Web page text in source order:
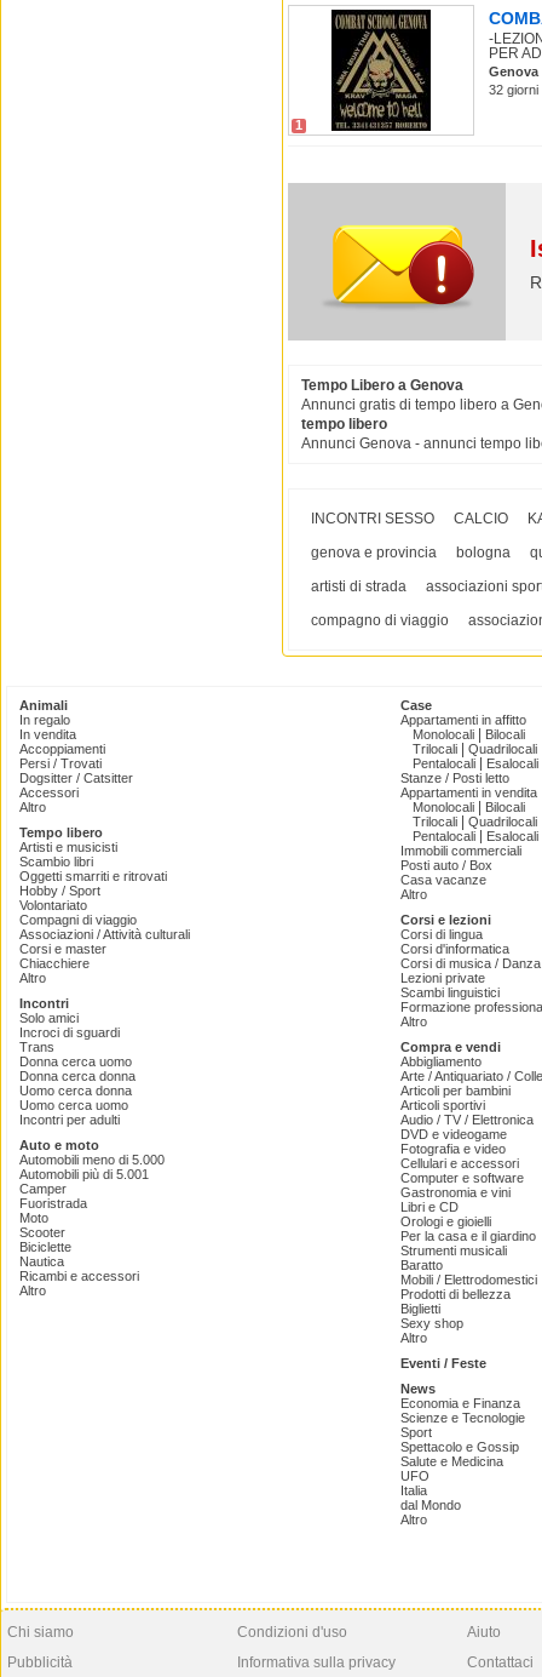
1
-
PER
Genova
32
Tempo Libero a Genova
Annunci gratis di tempo libero a
tempo libero
Annunci Genova - annunci tempo
INCONTRI SESSO CALCIO
genova e provincia
bologna
artisti di strada
associazioni
compagno di viaggio
Animali
In regalo
In vendita
Accoppiamenti
Persi / Trovati
Dogsitter / Catsitter
Accessori
Altro
Tempo libero
Artisti e musicisti
Scambio libri
Oggetti smarriti e ritrovati
Hobby / Sport
Volontariato
Compagni di viaggio
Associazioni / Attività culturali
Corsi e master
Chiacchiere
Altro
Incontri
Solo amici
Incroci di sguardi
Trans
Donna cerca uomo
Donna cerca donna
Uomo cerca donna
Uomo cerca uomo
Incontri per adulti
Auto e moto
Automobili meno di 5.000
Automobili più di 5.001
Camper
Fuoristrada
Moto
Scooter
Biciclette
Nautica
Ricambi e accessori
Altro
Case
Appartamenti in affitto
Monolocali
Bilocali
Trilocali
Quadrilocali
Pentalocali
Esalocali
Stanze / Posti letto
Appartamenti in vendita
Monolocali
Bilocali
Trilocali
Quadrilocali
Pentalocali
Esalocali
Immobili commerciali
Posti auto / Box
Casa vacanze
Altro
Corsi e lezioni
Corsi di lingua
Corsi d'informatica
Corsi di musica /
Lezioni private
Scambi linguistici
Formazione
Altro
Compra e vendi
Abbigliamento
Arte / Antiquariato /
Articoli per bambini
Articoli sportivi
Audio / TV / Elettronica
DVD e videogame
Fotografia e video
Cellulari e accessori
Computer e software
Gastronomia e vini
Libri e CD
Orologi e gioielli
Per la casa e il giardino
Strumenti musicali
Baratto
Mobili / Elettrodomestici
Prodotti di bellezza
Biglietti
Sexy shop
Altro
Eventi / Feste
News
Economia e Finanza
Scienze e Tecnologie
Sport
Spettacolo e Gossip
Salute e Medicina
UFO
Italia
dal Mondo
Altro
Chi siamo
Pubblicità
Condizioni d'uso
Informativa sulla privacy
Aiuto
Contattaci